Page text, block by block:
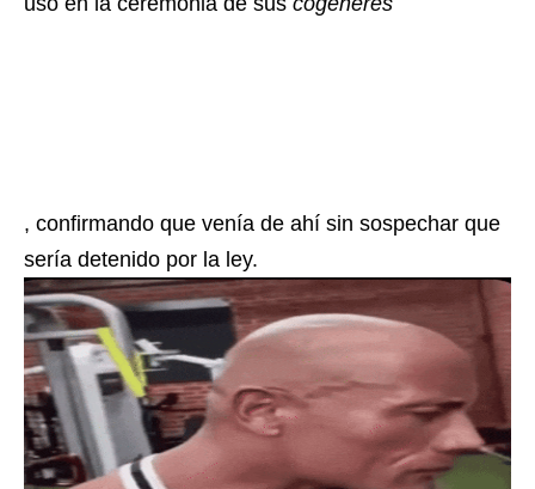
, confirmando que venía de ahí sin sospechar que
sería detenido por la ley.